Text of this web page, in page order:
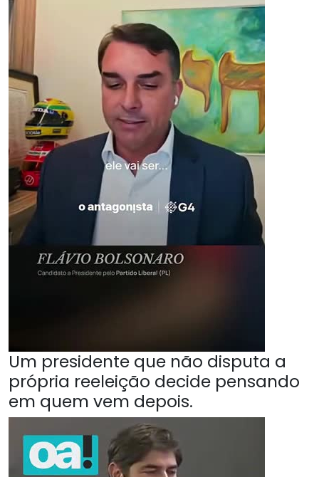
Um presidente que não disputa a
própria reeleição decide pensando
em quem vem depois.